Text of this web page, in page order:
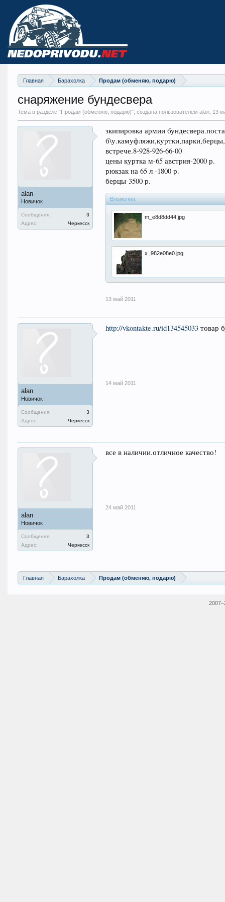
Главная Барахолка Продам (обменяю, подарю)
снаряжение бундесвера
Тема в разделе "Продам (обменяю, подарю)", создана пользователем alan, 13
alan
Новичок
Сообщения:
3
Адрес:
Черкесск
зкипировка армии
встрече.8-928-926-66-00
цены куртка м-65 австрия-2000 р.
рюкзак на 65 л -1800 р.
берцы-3500 р.
Вложения:
m_e8d8dd44.jpg
x_982e08e0.jpg
13 май 2011
alan
Новичок
Сообщения:
3
Адрес:
Черкесск
http://vkontakte.ru/id134545033товар
14 май 2011
alan
Новичок
Сообщения:
3
Адрес:
Черкесск
все в наличии.отличное качество!
24 май 2011
Главная Барахолка Продам (обменяю, подарю)
2007–